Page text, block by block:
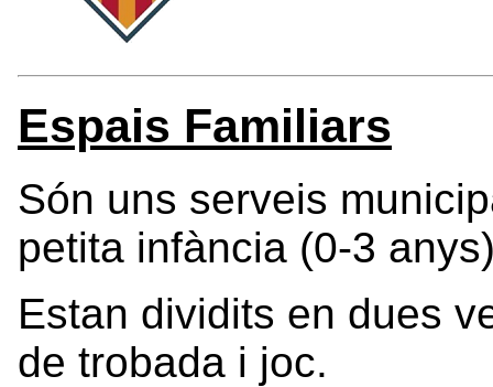
Espais Familiars
Són uns serveis
petita infància (0-3
Estan dividits en dues
de trobada i joc.